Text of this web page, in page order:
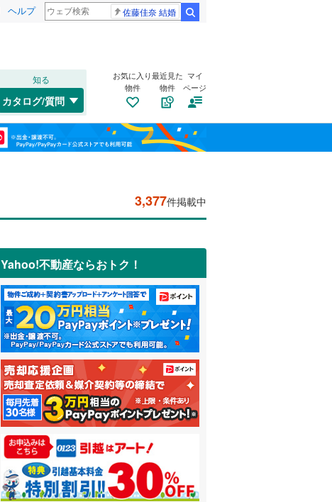
ヘルプ 佐藤佳奈 結婚
知る
カタログ/質問
お気に入り
物件
最近見た
物件
マイ
ページ
3,377件掲載中
Yahoo!不動産ならおトク！